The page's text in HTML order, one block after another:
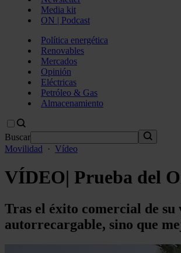
Media kit
ON | Podcast
Política energética
Renovables
Mercados
Opinión
Eléctricas
Petróleo & Gas
Almacenamiento
Buscar
Movilidad
· Vídeo
VÍDEO| Prueba del
Tras el éxito comercial de
autorrecargable, sino que